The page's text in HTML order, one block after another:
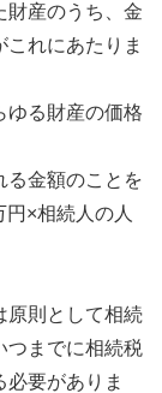
財産のうち、金
れにあたりま
ゆる財産の価格
る金額のことを
×相続人の人
原則として相続
つまでに相続税
要がありま